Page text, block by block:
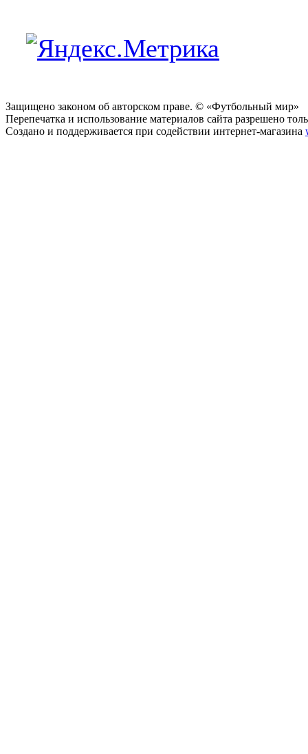
Защищено законом об авторском праве. © «Футбольный мир»
Перепечатка и использование материалов сайта разрешено
Создано и поддерживается при содействии интернет-магазина